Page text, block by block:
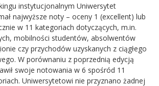
instytucjonalnym Uniwersytet
najwyższe noty – oceny 1 (excellent) lub
w 11 kategoriach dotyczących, m.in.
mobilności studentów, absolwentów
czy przychodów uzyskanych z ciągłego
W porównaniu z poprzednią edycją
swoje notowania w 6 spośród 11
Uniwersytetowi nie przyznano żadnej